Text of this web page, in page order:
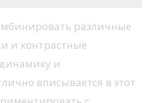
различные
и контрастные
и
вписывается в этот